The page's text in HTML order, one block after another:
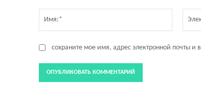
сохраните мое имя, адрес электронной почты и